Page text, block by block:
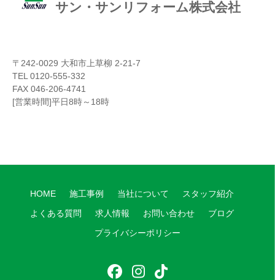
サン・サンリフォーム株式会社
〒242-0029 大和市上草柳 2-21-7
TEL 0120-555-332
FAX 046-206-4741
[営業時間]平日8時～18時
HOME 施工事例 当社について スタッフ紹介
よくある質問 求人情報 お問い合わせ ブログ
プライバシーポリシー
フ イ テ